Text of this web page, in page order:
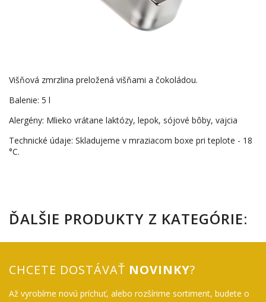
Višňová zmrzlina preložená višňami a čokoládou.
Balenie: 5 l
Alergény: Mlieko vrátane laktózy, lepok, sójové bôby, vajcia
Technické údaje: Skladujeme v mraziacom boxe pri teplote - 18
°C.
ĎALŠIE PRODUKTY Z KATEGÓRIE:
CHCETE DOSTÁVAŤ NOVINKY?
Až vyrobíme novú príchuť, alebo rozšírime sortiment, budete o